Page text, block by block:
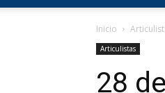
Inicio
Articulistas
28